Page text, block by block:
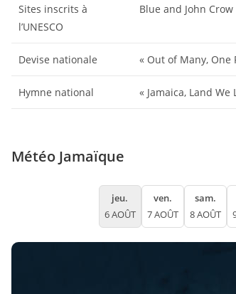
Sites inscrits à
l’UNESCO
Blue and John
Devise nationale « Out of Many, One
Hymne national « Jamaica, Land We
Météo Jamaïque
jeu.
6 AOÛT
ven.
7 AOÛT
sam.
8 AOÛT